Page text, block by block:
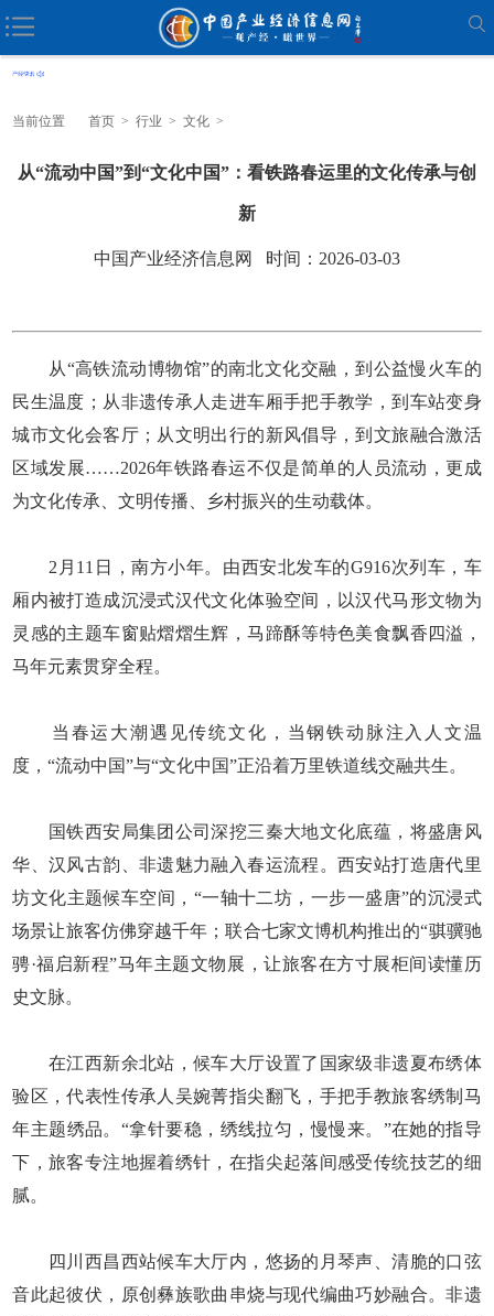
当前位置 首页 > 行业 > 文化 >
从“流动中国”到“文化中国”：看铁路春运里的文化传承与创
新
中国产业经济信息网 时间：2026-03-03
从“高铁流动博物馆”的南北文化交融，到公益慢火车的
民生温度；从非遗传承人走进车厢手把手教学，到车站变身
城市文化会客厅；从文明出行的新风倡导，到文旅融合激活
区域发展……2026年铁路春运不仅是简单的人员流动，更成
为文化传承、文明传播、乡村振兴的生动载体。
2月11日，南方小年。由西安北发车的G916次列车，车
厢内被打造成沉浸式汉代文化体验空间，以汉代马形文物为
灵感的主题车窗贴熠熠生辉，马蹄酥等特色美食飘香四溢，
马年元素贯穿全程。
当春运大潮遇见传统文化，当钢铁动脉注入人文温
度，“流动中国”与“文化中国”正沿着万里铁道线交融共生。
国铁西安局集团公司深挖三秦大地文化底蕴，将盛唐风
华、汉风古韵、非遗魅力融入春运流程。西安站打造唐代里
坊文化主题候车空间，“一轴十二坊，一步一盛唐”的沉浸式
场景让旅客仿佛穿越千年；联合七家文博机构推出的“骐骥驰
骋·福启新程”马年主题文物展，让旅客在方寸展柜间读懂历
史文脉。
在江西新余北站，候车大厅设置了国家级非遗夏布绣体
验区，代表性传承人吴婉菁指尖翻飞，手把手教旅客绣制马
年主题绣品。“拿针要稳，绣线拉匀，慢慢来。”在她的指导
下，旅客专注地握着绣针，在指尖起落间感受传统技艺的细
腻。
四川西昌西站候车大厅内，悠扬的月琴声、清脆的口弦
音此起彼伏，原创彝族歌曲串烧与现代编曲巧妙融合。非遗